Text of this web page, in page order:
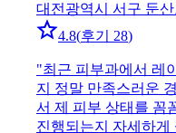
대전광역시 서구 둔
4.8(후기 28)
"최근 피부과에서 레
지 정말 만족스러운
서 제 피부 상태를 꼼
진행되는지 자세하게